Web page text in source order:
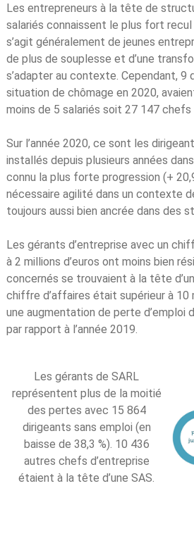
Les entrepreneurs à la tête de
salariés connaissent le plus fort recul
s’agit généralement de jeunes
de plus de souplesse et d’une
s’adapter au contexte. Cependant, 9
situation de chômage en 2020,
moins de 5 salariés soit 27 147 chefs
Sur l’année 2020, ce sont les
installés depuis plusieurs années
connu la plus forte progression (+
nécessaire agilité dans un contexte
toujours aussi bien ancrée dans des
Les gérants d’entreprise avec un
à 2 millions d’euros ont moins bien
concernés se trouvaient à la tête
chiffre d’affaires était supérieur à 10
une augmentation de perte d’emploi
par rapport à l’année 2019.
Les gérants de SARL
représentent plus de la moitié
des pertes avec 15 864
dirigeants sans emploi (en
baisse de 38,3 %). 10 436
autres chefs d’entreprise
étaient à la tête d’une SAS.